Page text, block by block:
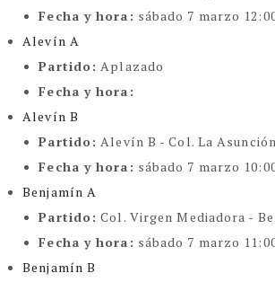
Fecha y hora: sábado 7 marzo
Alevín A
Partido: Aplazado
Fecha y hora:
Alevín B
Partido: Alevín B - Col. La
Fecha y hora: sábado 7 marzo
Benjamín A
Partido: Col. Virgen Mediadora -
Fecha y hora: sábado 7 marzo
Benjamín B